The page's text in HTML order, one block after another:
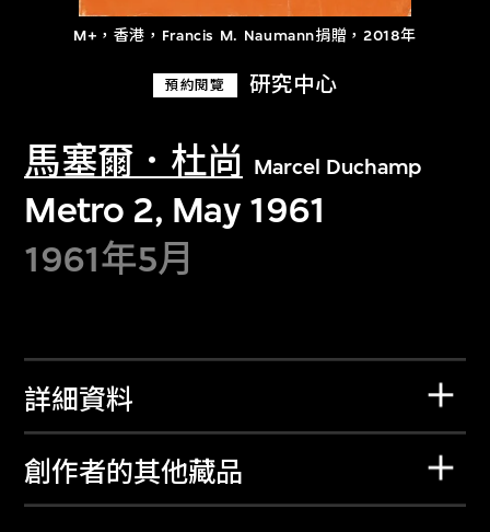
M+，香港，Francis M. Naumann捐贈，2018年
預約閱覽 研究中心
馬塞爾．杜尚 Marcel Duchamp
Metro 2, May 1961
1961年5月
詳細資料
創作者的其他藏品